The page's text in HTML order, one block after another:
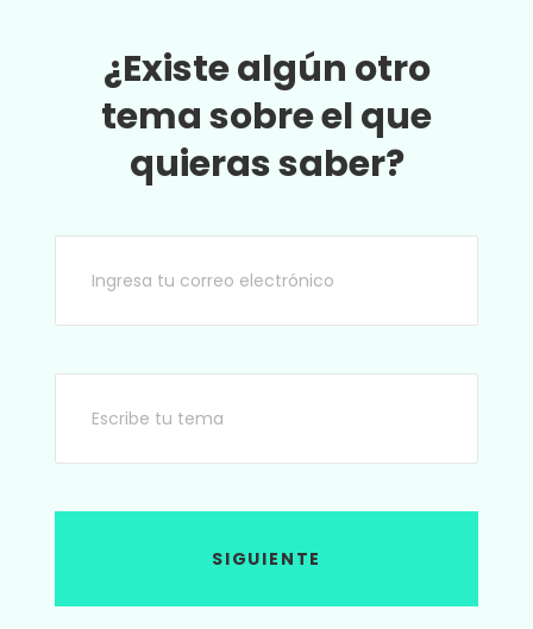
¿Existe algún otro
tema sobre el que
quieras saber?
SIGUIENTE